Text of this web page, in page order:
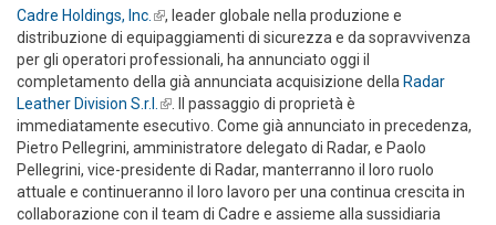
Cadre Holdings, Inc. (link is external)
, leader globale nella produzione e
distribuzione di equipaggiamenti di sicurezza e da sopravvivenza
per gli operatori professionali, ha annunciato oggi il
completamento della già annunciata acquisizione della Radar
Leather Division S.r.l.
(link is external)
. Il passaggio di proprietà è
immediatamente esecutivo. Come già annunciato in precedenza,
Pietro Pellegrini, amministratore delegato di Radar, e Paolo
Pellegrini, vice-presidente di Radar, manterranno il loro ruolo
attuale e continueranno il loro lavoro per una continua crescita in
collaborazione con il team di Cadre e assieme alla sussidiaria